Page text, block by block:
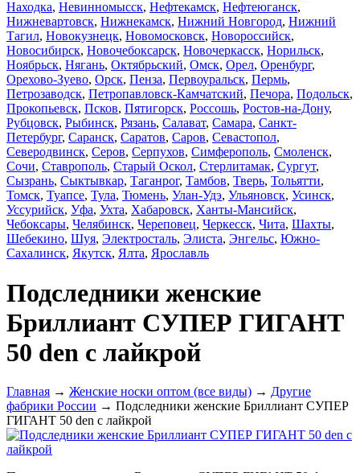
Находка, Невинномысск, Нефтекамск, Нефтеюганск,
Нижневартовск, Нижнекамск, Нижний Новгород, Нижний
Тагил, Новокузнецк, Новомосковск, Новороссийск,
Новосибирск, Новочебоксарск, Новочеркасск, Норильск,
Ноябрьск, Нягань, Октябрьский, Омск, Орел, Оренбург,
Орехово-Зуево, Орск, Пенза, Первоуральск, Пермь,
Петрозаводск, Петропавловск-Камчатский, Печора, Подольск,
Прокопьевск, Псков, Пятигорск, Россошь, Ростов-на-Дону,
Рубцовск, Рыбинск, Рязань, Салават, Самара, Санкт-
Петербург, Саранск, Саратов, Саров, Севастопол,
Северодвинск, Серов, Серпухов, Симферополь, Смоленск,
Сочи, Ставрополь, Старый Оскол, Стерлитамак, Сургут,
Сызрань, Сыктывкар, Таганрог, Тамбов, Тверь, Тольятти,
Томск, Туапсе, Тула, Тюмень, Улан-Удэ, Ульяновск, Усинск,
Уссурийск, Уфа, Ухта, Хабаровск, Ханты-Мансийск,
Чебоксары, Челябинск, Череповец, Черкесск, Чита, Шахты,
Шебекино, Шуя, Электросталь, Элиста, Энгельс, Южно-
Сахалинск, Якутск, Ялта, Ярославль
Подследники женские
Бриллиант СУПЕР ГИГАНТ
50 den с лайкрой
Главная → Женские носки оптом (все виды) → Другие
фабрики России → Подследники женские Бриллиант СУПЕР
ГИГАНТ 50 den с лайкрой